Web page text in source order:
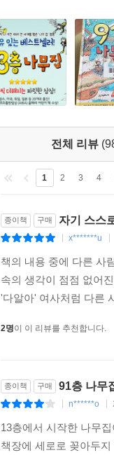
전체 리뷰
1 2 3 4
종이책 구매 자기 스스
x*******u
책의 내용 중에 다른 사
속의 생각이 점점 없어
'다알아' 여사처럼 다른
2명이 이 리뷰를 추천합니다.
종이책 구매 91층 나무
n******o
13층에서 시작한 나무
책장에 세로로 꽂아두